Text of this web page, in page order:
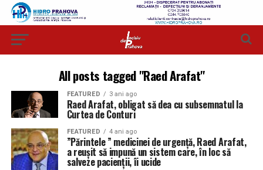
All posts tagged "Raed Arafat"
FEATURED 3 ani ago
Raed Arafat, obligat să dea cu subsemnatul la
Curtea de Conturi
FEATURED 4 ani ago
”Părintele ” medicinei de urgență, Raed Arafat,
a reușit să impună un sistem care, în loc să
salveze pacienții, îi ucide